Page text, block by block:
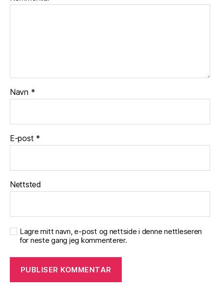
Navn *
E-post *
Nettsted
Lagre mitt navn, e-post og nettside i denne nettleseren
for neste gang jeg kommenterer.